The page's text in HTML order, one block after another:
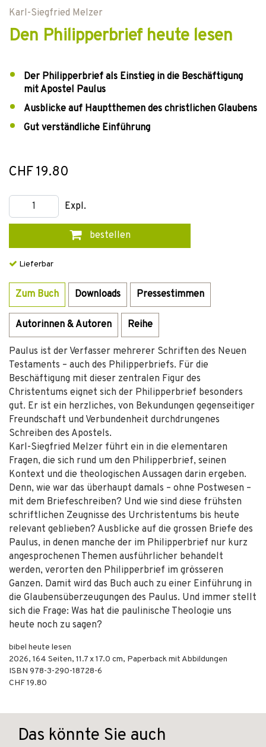
Karl-Siegfried Melzer
Den Philipperbrief heute lesen
Der Philipperbrief als Einstieg in die Beschäftigung
mit Apostel Paulus
Ausblicke auf Hauptthemen des christlichen Glaubens
Gut verständliche Einführung
CHF 19.80
Expl.
bestellen
Lieferbar
Zum Buch Downloads Pressestimmen
Autorinnen & Autoren Reihe
Paulus ist der Verfasser mehrerer Schriften des Neuen
Testaments – auch des Philipperbriefs. Für die
Beschäftigung mit dieser zentralen Figur des
Christentums eignet sich der Philipperbrief besonders
gut. Er ist ein herzliches, von Bekundungen gegenseitiger
Freundschaft und Verbundenheit durchdrungenes
Schreiben des Apostels.
Karl-Siegfried Melzer führt ein in die elementaren
Fragen, die sich rund um den Philipperbrief, seinen
Kontext und die theologischen Aussagen darin ergeben.
Denn, wie war das überhaupt damals – ohne Postwesen –
mit dem Briefeschreiben? Und wie sind diese frühsten
schriftlichen Zeugnisse des Urchristentums bis heute
relevant geblieben? Ausblicke auf die grossen Briefe des
Paulus, in denen manche der im Philipperbrief nur kurz
angesprochenen Themen ausführlicher behandelt
werden, verorten den Philipperbrief im grösseren
Ganzen. Damit wird das Buch auch zu einer Einführung in
die Glaubensüberzeugungen des Paulus. Und immer stellt
sich die Frage: Was hat die paulinische Theologie uns
heute noch zu sagen?
bibel heute lesen
2026, 164 Seiten, 11.7 x 17.0 cm, Paperback mit Abbildungen
ISBN 978-3-290-18728-6
CHF 19.80
Das könnte Sie auch